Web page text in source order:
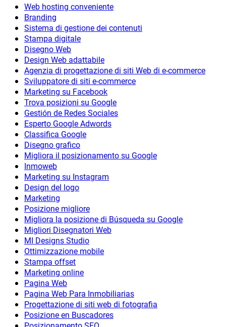
Web hosting conveniente
Branding
Sistema di gestione dei contenuti
Stampa digitale
Disegno Web
Design Web adattabile
Agenzia di progettazione di siti Web di e-commerce
Sviluppatore di siti e-commerce
Marketing su Facebook
Trova posizioni su Google
Gestión de Redes Sociales
Esperto Google Adwords
Classifica Google
Disegno grafico
Migliora il posizionamento su Google
Inmoweb
Marketing su Instagram
Design del logo
Marketing
Posizione migliore
Migliora la posizione di Búsqueda su Google
Migliori Disegnatori Web
MI Designs Studio
Ottimizzazione mobile
Stampa offset
Marketing online
Pagina Web
Pagina Web Para Inmobiliarias
Progettazione di siti web di fotografia
Posizione en Buscadores